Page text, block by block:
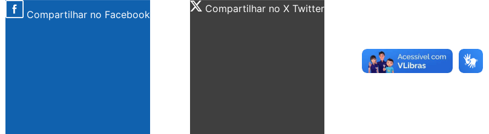
Compartilhar no Facebook Compartilhar no X Twitter